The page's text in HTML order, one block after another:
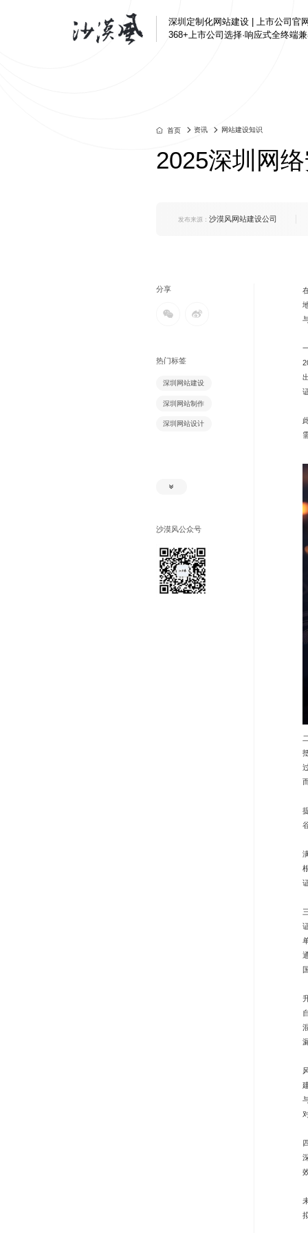
深圳定制化网站建设 | 上市公司官
368+上市公司选择·响应式全终端
深圳企业官网改版
品牌官网定制
上市公司官网定制
腾讯、奥哲网络、特
品牌营销解决方案
首页 资讯 网站建设知识
2025深圳网
发布来源： 沙漠风网站建设公司
分享
热门标签
深圳网站建设
深圳网站制作
深圳网站设计
沙漠风公众号